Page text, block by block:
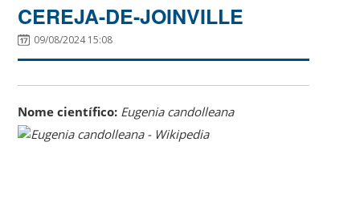
CEREJA-DE-JOINVILLE
09/08/2024 15:08
Nome científico: Eugenia candolleana